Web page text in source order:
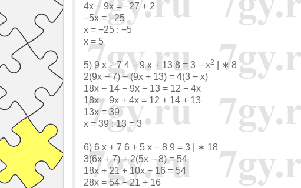
4x − 9x = −27 + 2
−5x = −25
x = −25 : −5
x = 5
5) 9 x − 7 4 − 9 x + 13 8 = 3 − x2 | ∗ 8
2(9x − 7) − (9x + 13) = 4(3 − x)
18x − 14 − 9x − 13 = 12 − 4x
18x − 9x + 4x = 12 + 14 + 13
13x = 39
x = 39 : 13 = 3
6) 6 x + 7 6 + 5 x − 8 9 = 3 | ∗ 18
3(6x + 7) + 2(5x − 8) = 54
18x + 21 + 10x − 16 = 54
28x = 54 − 21 + 16